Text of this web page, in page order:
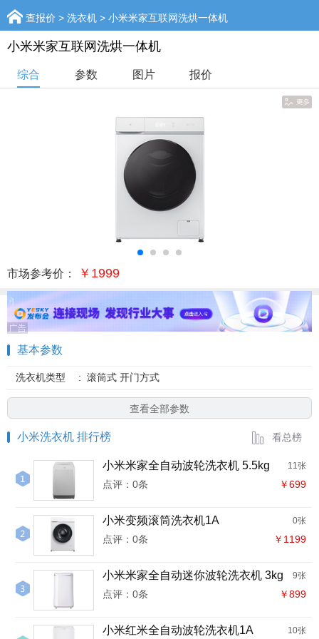
查报价 > 洗衣机 > 小米米家互联网洗烘一体机
小米米家互联网洗烘一体机
综合 参数 图片 报价
市场参考价： ￥1999
基本参数
洗衣机类型 : 滚筒式 开门方式
查看全部参数
小米洗衣机 排行榜 看总榜
小米米家全自动波轮洗衣机 5.5kg 11张
点评：0条 ￥699
小米变频滚筒洗衣机1A 0张
点评：0条 ￥1199
小米米家全自动迷你波轮洗衣机 3kg 9张
点评：0条 ￥899
小米红米全自动波轮洗衣机1A 10张